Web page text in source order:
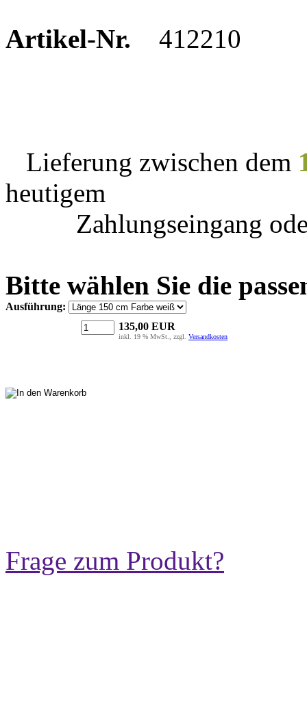
Artikel-Nr. 412210
Lieferung zwischen dem
heutigem
Zahlungseingang
Bitte wählen Sie die
Ausführung:
135,00 EUR
inkl. 19 % MwSt., zzgl. Versandkosten
Frage zum Produkt?